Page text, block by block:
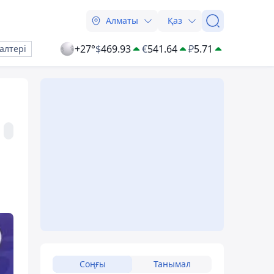
Алматы Қаз
+27°$469.93 €541.64 ₽5.71
Соңғы Танымал